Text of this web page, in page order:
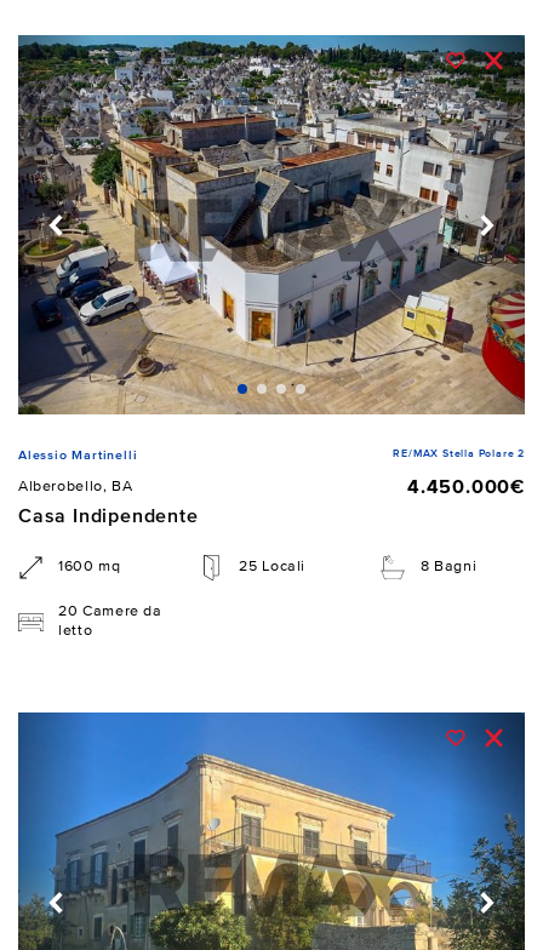
Alessio Martinelli RE/MAX Stella Polare 2
Alberobello, BA
4.450.000€
Casa Indipendente
1600 mq 25 Locali 8 Bagni
20 Camere da
letto